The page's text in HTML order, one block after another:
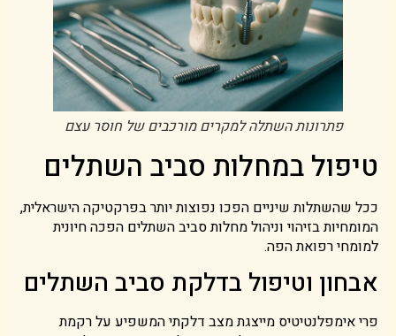
פתרונות השתלה למקרים מורכבים של חוסר עצם
טיפול במחלות סביב השתלים
ככל שהשתלות שיניים הפכו נפוצות יותר בפרקטיקה הישראלית,
המומחיות בזיהוי וניהול מחלות סביב השתלים הפכה חיונית
למומחי רפואת הפה.
אבחון וטיפול בדלקת סביב השתלים
פרי אימפלנטיטיס מייצגת מצב דלקתי המשפיע על רקמת